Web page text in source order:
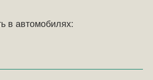
в автомобилях: